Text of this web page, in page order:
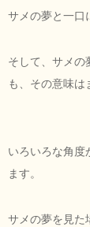
サメの夢と一口
そして、サメの
も、その意味は
いろいろな角度
ます。
サメの夢を見た